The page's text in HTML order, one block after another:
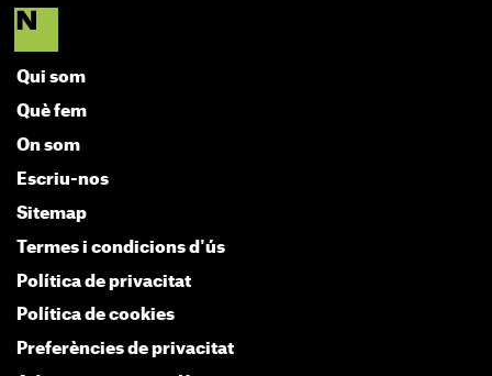
Qui som
Què fem
On som
Escriu-nos
Sitemap
Termes i condicions d'ús
Política de privacitat
Política de cookies
Preferències de privacitat